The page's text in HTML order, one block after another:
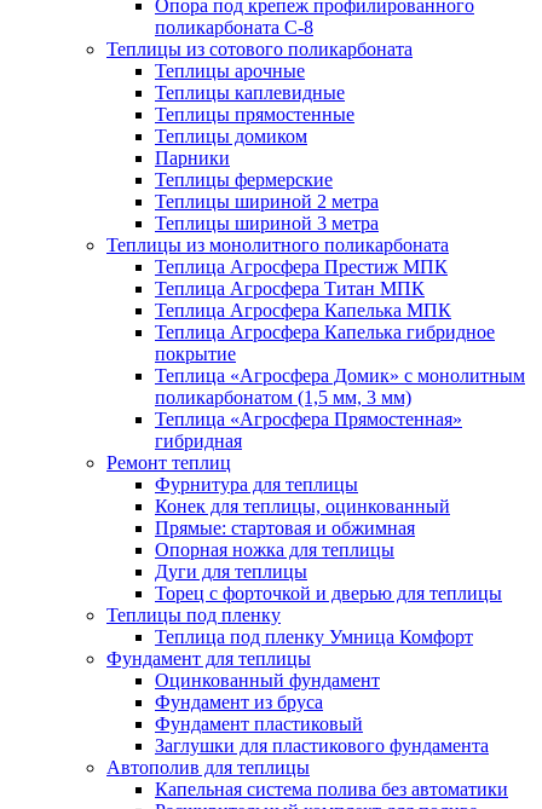
Опора под крепеж профилированного
поликарбоната С-8
Теплицы из сотового поликарбоната
Теплицы арочные
Теплицы каплевидные
Теплицы прямостенные
Теплицы домиком
Парники
Теплицы фермерские
Теплицы шириной 2 метра
Теплицы шириной 3 метра
Теплицы из монолитного поликарбоната
Теплица Агросфера Престиж МПК
Теплица Агросфера Титан МПК
Теплица Агросфера Капелька МПК
Теплица Агросфера Капелька гибридное
покрытие
Теплица «Агросфера Домик» с монолитным
поликарбонатом (1,5 мм, 3 мм)
Теплица «Агросфера Прямостенная»
гибридная
Ремонт теплиц
Фурнитура для теплицы
Конек для теплицы, оцинкованный
Прямые: стартовая и обжимная
Опорная ножка для теплицы
Дуги для теплицы
Торец с форточкой и дверью для теплицы
Теплицы под пленку
Теплица под пленку Умница Комфорт
Фундамент для теплицы
Оцинкованный фундамент
Фундамент из бруса
Фундамент пластиковый
Заглушки для пластикового фундамента
Автополив для теплицы
Капельная система полива без автоматики